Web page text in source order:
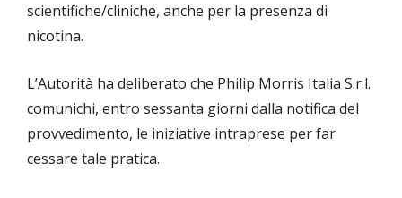
scientifiche/cliniche, anche per la presenza di
nicotina.
L’Autorità ha deliberato che Philip Morris Italia S.r.l.
comunichi, entro sessanta giorni dalla notifica del
provvedimento, le iniziative intraprese per far
cessare tale pratica.